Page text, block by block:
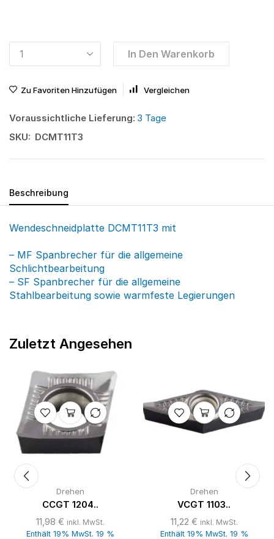
In Den Warenkorb
Zu Favoriten Hinzufügen Vergleichen
Voraussichtliche Lieferung: 3 Tage
SKU: DCMT11T3
Beschreibung
Wendeschneidplatte DCMT11T3 mit
– MF Spanbrecher für die allgemeine
Schlichtbearbeitung
– SF Spanbrecher für die allgemeine
Stahlbearbeitung sowie warmfeste Legierungen
Zuletzt Angesehen
Drehen
CCGT 1204..
11,98 € inkl. MwSt.
Enthält 19% MwSt. 19 %
Drehen
VCGT 1103..
11,22 € inkl. MwSt.
Enthält 19% MwSt. 19 %